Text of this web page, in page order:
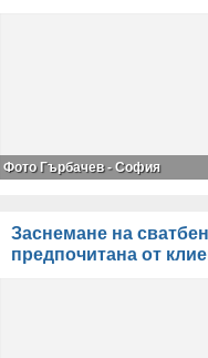
Фото Гърбачев - София
Заснемане на
предпочитана от